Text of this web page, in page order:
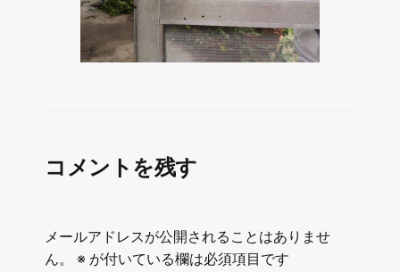
コメントを残す
メールアドレスが公開されることはありませ
ん。
※が付いている欄は必須項目です